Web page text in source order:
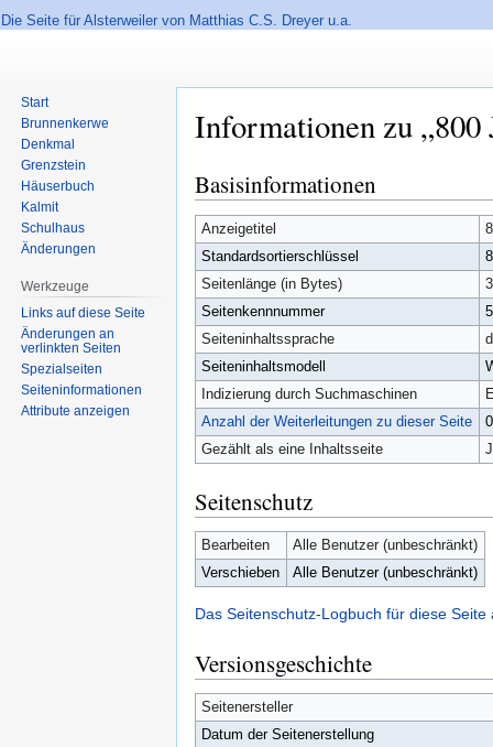
Die Seite für Alsterweiler von Matthias C.S. Dreyer u.a.
Informationen zu
Zur
Navigation
springen
Zur
Suche
springen
Basisinformationen
Anzeigetitel
Standardsortierschlüssel
Seitenlänge (in Bytes)
Seitenkennnummer
Seiteninhaltssprache
Seiteninhaltsmodell
Indizierung durch Suchmaschinen
Anzahl der Weiterleitungen zu dieser Seite
0
Gezählt als eine Inhaltsseite
Seitenschutz
Bearbeiten
Alle Benutzer (unbeschränkt)
Verschieben
Alle Benutzer (unbeschränkt)
Das Seitenschutz-Logbuch für diese Seite
Versionsgeschichte
Seitenersteller
Datum der Seitenerstellung
Start
Brunnenkerwe
Denkmal
Grenzstein
Häuserbuch
Kalmit
Schulhaus
Änderungen
Werkzeuge
Links auf diese Seite
Änderungen an
verlinkten Seiten
Spezialseiten
Seiten­informationen
Attribute anzeigen